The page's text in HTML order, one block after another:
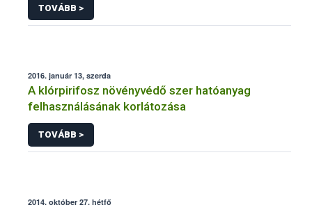
TOVÁBB >
2016. január 13, szerda
A klórpirifosz növényvédő szer hatóanyag
felhasználásának korlátozása
TOVÁBB >
2014. október 27, hétfő